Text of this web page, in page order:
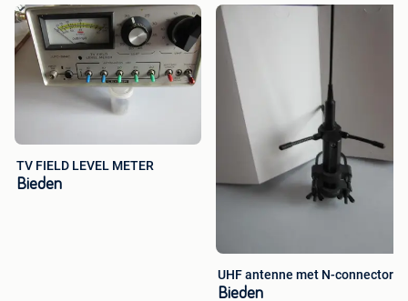
TV FIELD LEVEL METER
Bieden
UHF antenne met N-connector
Bieden